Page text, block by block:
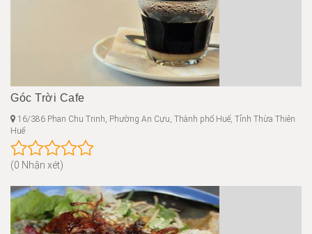
Góc Trời Cafe
16/386 Phan Chu Trinh, Phường An Cựu, Thành phố Huế, Tỉnh Thừa Thiên
Huế
(0 Nhận xét)